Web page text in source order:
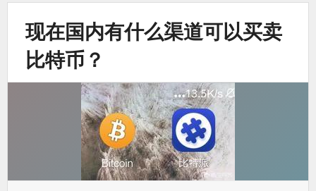
现在国内有什么渠道可以买卖
比特币？